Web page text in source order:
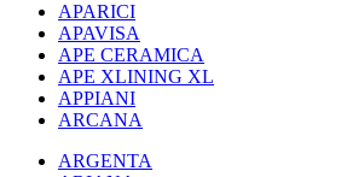
APARICI
APAVISA
APE CERAMICA
APE XLINING XL
APPIANI
ARCANA
ARGENTA